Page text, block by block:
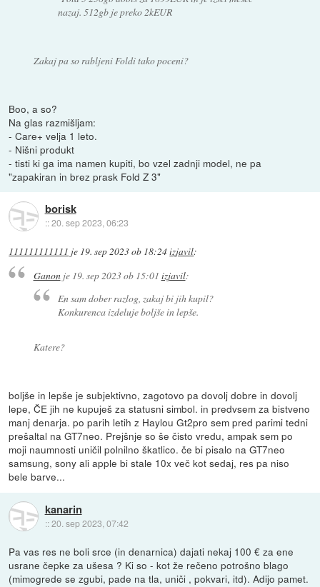
nazaj. 512gb je preko 2kEUR
Zakaj pa so rabljeni Foldi tako poceni?
Boo, a so?
Na glas razmišljam:
- Care+ velja 1 leto.
- Nišni produkt
- tisti ki ga ima namen kupiti, bo vzel zadnji model, ne pa
"zapakiran in brez prask Fold Z 3"
borisk
::20. sep 2023, 06:23
111111111111 je 19. sep 2023 ob 18:24izjavil:
Ganonje 19. sep 2023 ob 15:01 izjavil:
En sam dober razlog, zakaj bi jih kupil?
Konkurenca izdeluje boljše in lepše.
Katere?
boljše in lepše je subjektivno, zagotovo pa dovolj dobre in dovolj
lepe, ČE jih ne kupuješ za statusni simbol. in predvsem za bistveno
manj denarja. po parih letih z Haylou Gt2pro sem pred parimi tedni
prešaltal na GT7neo. Prejšnje so še čisto vredu, ampak sem po
moji naumnosti uničil polnilno škatlico. če bi pisalo na GT7neo
samsung, sony ali apple bi stale 10x več kot sedaj, res pa niso
bele barve...
kanarin
::20. sep 2023, 07:42
Pa vas res ne boli srce (in denarnica) dajati nekaj 100 € za ene
usrane čepke za ušesa ? Ki so - kot že rečeno potrošno blago
(mimogrede se zgubi, pade na tla, uniči , pokvari, itd). Adijo pamet.